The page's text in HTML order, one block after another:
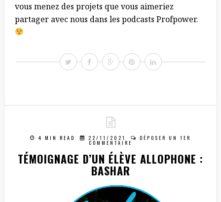
vous menez des projets que vous aimeriez
partager avec nous dans les podcasts Profpower.
4 MIN READ 22/11/2021 DÉPOSER UN 1ER
COMMENTAIRE
TÉMOIGNAGE D’UN ÉLÈVE ALLOPHONE :
BASHAR